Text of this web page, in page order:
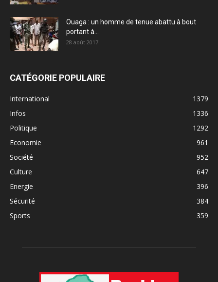
Ouaga : un homme de tenue abattu à bout
portant à...
28 août 2017
CATÉGORIE POPULAIRE
International
1379
Infos
1336
Politique
1292
Economie
961
Société
952
Culture
647
Energie
396
Sécurité
384
Sports
359